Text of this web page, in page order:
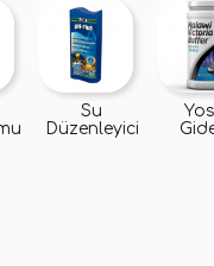
Su
Düzenleyici